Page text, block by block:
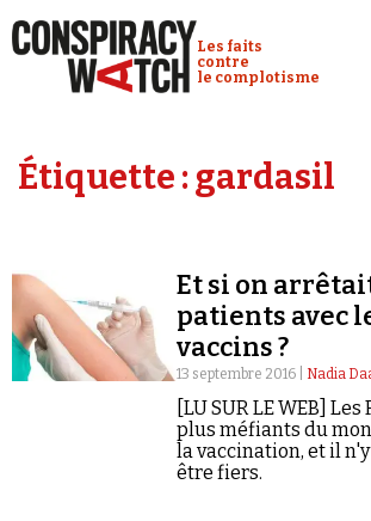
Conspiracy Watch :
Les faits
contre
le complotisme
Analyses
Vidéos
Émissions
Revues de presse
Étiquette :gardasil
Et si on
patients avec
vaccins ?
13 septembre 2016 | Nadia
[LU SUR LE WEB]
plus méfiants du
la vaccination, et il
être fiers.